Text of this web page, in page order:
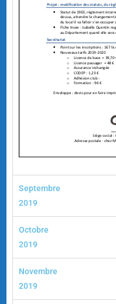
Septembre
2019
Octobre
2019
Novembre
2019